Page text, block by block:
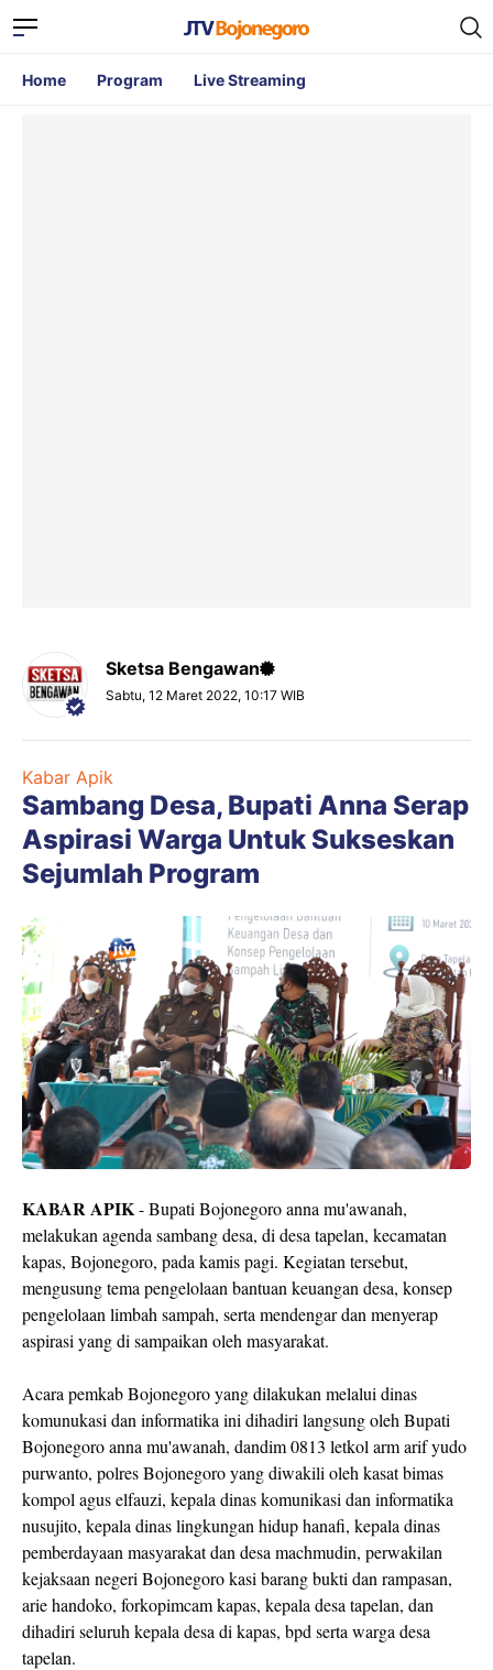
Home Program Live Streaming
Sketsa Bengawan
Sabtu, 12 Maret 2022, 10:17 WIB
Kabar Apik
Sambang Desa, Bupati Anna Serap
Aspirasi Warga Untuk Sukseskan
Sejumlah Program
KABAR APIK- Bupati Bojonegoro anna mu'awanah,
melakukan agenda sambang desa, di desa tapelan, kecamatan
kapas, Bojonegoro, pada kamis pagi. Kegiatan tersebut,
mengusung tema pengelolaan bantuan keuangan desa, konsep
pengelolaan limbah sampah, serta mendengar dan menyerap
aspirasi yang di sampaikan oleh masyarakat.
Acara pemkab Bojonegoro yang dilakukan melalui dinas
komunukasi dan informatika ini dihadiri langsung oleh Bupati
Bojonegoro anna mu'awanah, dandim 0813 letkol arm arif yudo
purwanto, polres Bojonegoro yang diwakili oleh kasat bimas
kompol agus elfauzi, kepala dinas komunikasi dan informatika
nusujito, kepala dinas lingkungan hidup hanafi, kepala dinas
pemberdayaan masyarakat dan desa machmudin, perwakilan
kejaksaan negeri Bojonegoro kasi barang bukti dan rampasan,
arie handoko, forkopimcam kapas, kepala desa tapelan, dan
dihadiri seluruh kepala desa di kapas, bpd serta warga desa
tapelan.